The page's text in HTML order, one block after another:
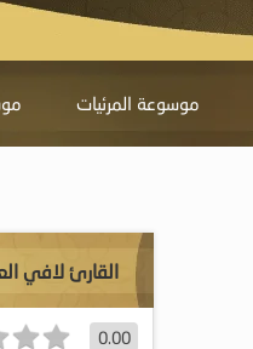
موسوعة المرئيات
القارئ لافي
0.00